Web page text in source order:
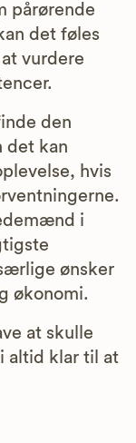
pårørende
det føles
vurdere
den
det kan
hvis
i
ønsker
økonomi.
at skulle
altid klar til at